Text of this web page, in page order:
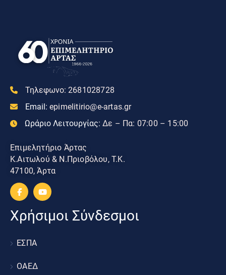
Τηλεφωνο: 2681028728
Email: epimelitirio@e-artas.gr
Ωράριο Λειτουργίας: Δε – Πα: 07:00 – 15:00
Επιμελητήριο Άρτας
Κ.Αιτωλού & Ν.Πριοβόλου, Τ.Κ.
47100, Άρτα
Χρήσιμοι Σύνδεσμοι
ΕΣΠΑ
ΟΑΕΔ